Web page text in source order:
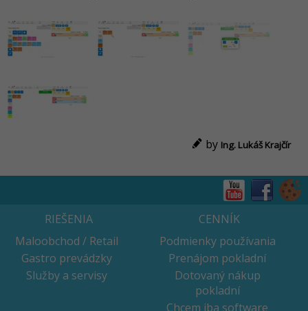
by Ing. Lukáš Krajčír
RIEŠENIA
Maloobchod / Retail
Gastro prevádzky
Služby a servisy
CENNÍK
Podmienky používania
Prenájom pokladní
Dotovaný nákup
pokladní
Chcem iba software